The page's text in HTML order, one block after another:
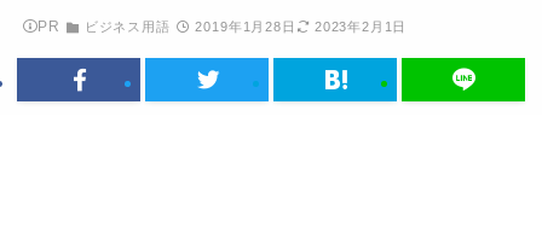
PR ビジネス用語 2019年1月28日 2023年2月1日